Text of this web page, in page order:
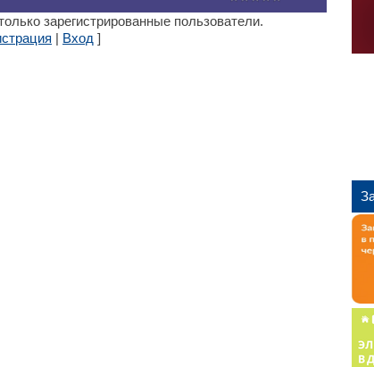
зарегистрированные пользователи.
Вход ]